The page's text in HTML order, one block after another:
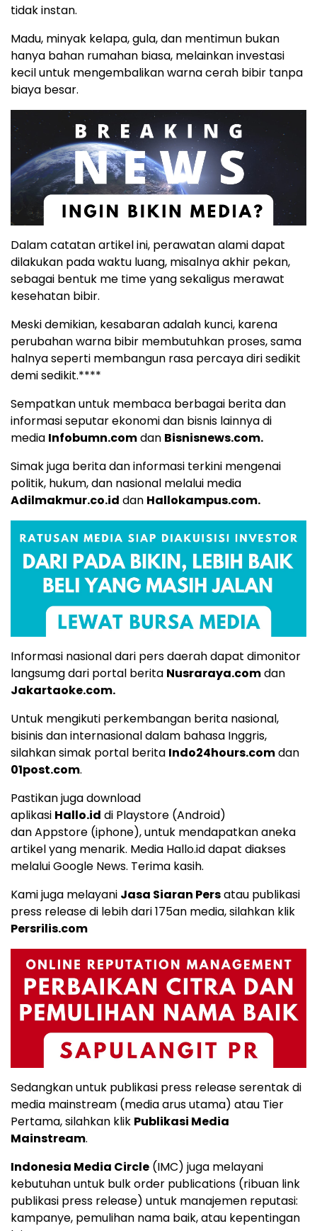
tidak instan.
Madu, minyak kelapa, gula, dan mentimun bukan
hanya bahan rumahan biasa, melainkan investasi
kecil untuk mengembalikan warna cerah bibir tanpa
biaya besar.
Dalam catatan artikel ini, perawatan alami dapat
dilakukan pada waktu luang, misalnya akhir pekan,
sebagai bentuk me time yang sekaligus merawat
kesehatan bibir.
Meski demikian, kesabaran adalah kunci, karena
perubahan warna bibir membutuhkan proses, sama
halnya seperti membangun rasa percaya diri sedikit
demi sedikit.****
Sempatkan untuk membaca berbagai berita dan
informasi seputar ekonomi dan bisnis lainnya di
media Infobumn.comdan Bisnisnews.com.
Simak juga berita dan informasi terkini mengenai
politik, hukum, dan nasional melalui media
Adilmakmur.co.id dan Hallokampus.com.
Informasi nasional dari pers daerah dapat dimonitor
langsumg dari portal berita Nusraraya.comdan
Jakartaoke.com.
Untuk mengikuti perkembangan berita nasional,
bisinis dan internasional dalam bahasa Inggris,
silahkan simak portal berita Indo24hours.comdan
01post.com.
Pastikan juga download
aplikasi Hallo.id di Playstore (Android)
danAppstore (iphone), untuk mendapatkan aneka
artikel yang menarik. Media Hallo.id dapat diakses
melaluiGoogle News. Terima kasih.
Kami juga melayani Jasa Siaran Persatau publikasi
press release di lebih dari 175an media, silahkan klik
Persrilis.com
Sedangkan untuk publikasi press release serentak di
media mainstream (media arus utama) atau Tier
Pertama, silahkan klik Publikasi Media
Mainstream.
Indonesia Media Circle (IMC) juga melayani
kebutuhan untuk bulk order publications (ribuan link
publikasi press release) untuk manajemen reputasi:
kampanye, pemulihan nama baik, atau kepentingan